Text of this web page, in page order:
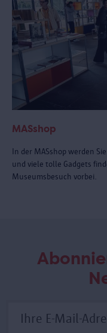
MASshop
In der MASshop werden
und viele tolle Gadgets
Museumsbesuch vorbei.